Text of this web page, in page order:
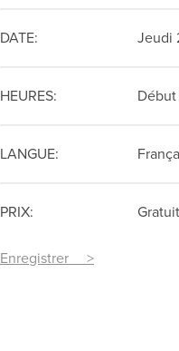
DATE: Jeudi
HEURES:
LANGUE:
PRIX: Gratuit
Enregistrer >